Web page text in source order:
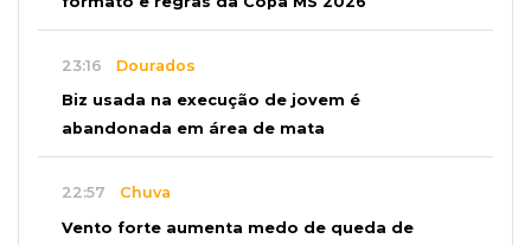
23:16 Dourados
Biz usada na execução de jovem é
abandonada em área de mata
22:57 Chuva
Vento forte aumenta medo de queda de